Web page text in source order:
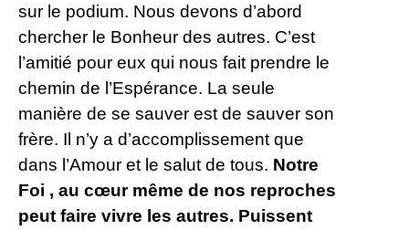
sur le podium. Nous devons d’abord
chercher le Bonheur des autres. C’est
l’amitié pour eux qui nous fait prendre le
chemin de l’Espérance. La seule
manière de se sauver est de sauver son
frère. Il n’y a d’accomplissement que
dans l’Amour et le salut de tous. Notre
Foi , au cœur même de nos reproches
peut faire vivre les autres. Puissent